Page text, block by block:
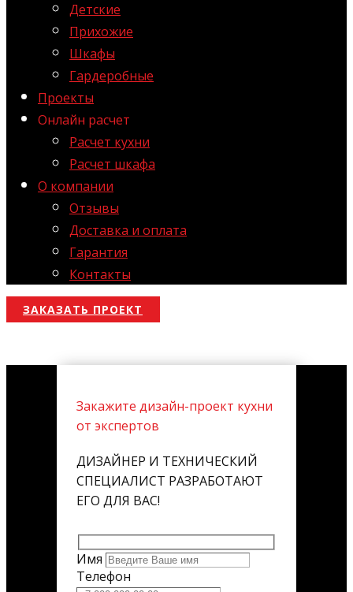
Детские
Прихожие
Шкафы
Гардеробные
Проекты
Онлайн расчет
Расчет кухни
Расчет шкафа
О компании
Отзывы
Доставка и оплата
Гарантия
Контакты
ЗАКАЗАТЬ ПРОЕКТ
Закажите дизайн-проект кухни
от экспертов
ДИЗАЙНЕР И ТЕХНИЧЕСКИЙ
СПЕЦИАЛИСТ РАЗРАБОТАЮТ
ЕГО ДЛЯ ВАС!
Имя
Телефон